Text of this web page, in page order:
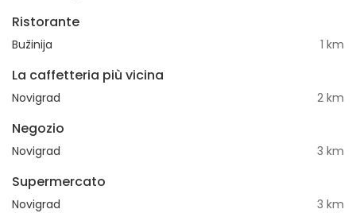
Ristorante
Bužinija 1 km
La caffetteria più vicina
Novigrad 2 km
Negozio
Novigrad 3 km
Supermercato
Novigrad 3 km